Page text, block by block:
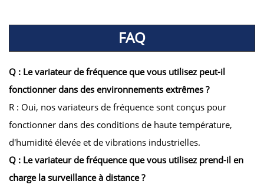
FAQ
Q : Le variateur de fréquence que vous utilisez peut-il
fonctionner dans des environnements extrêmes ?
R : Oui, nos variateurs de fréquence sont conçus pour
fonctionner dans des conditions de haute température,
d'humidité élevée et de vibrations industrielles.
Q : Le variateur de fréquence que vous utilisez prend-il en
charge la surveillance à distance ?